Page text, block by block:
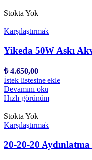
Stokta Yok
Karşılaştırmak
Yikeda 50W Askı
₺4.650,00
İstek listesine ekle
Devamını oku
Hızlı görünüm
Stokta Yok
Karşılaştırmak
20-20-20 Aydınlatma